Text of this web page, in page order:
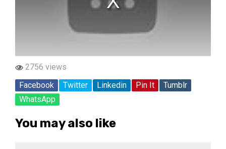
2756 views
Facebook
Twitter Linkedin Pin It
Tumblr
WhatsApp
You may also like